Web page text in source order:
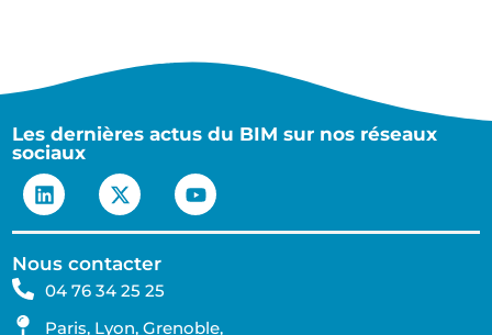
Les dernières actus du BIM sur nos réseaux
sociaux
Nous contacter
04 76 34 25 25
Paris, Lyon, Grenoble,